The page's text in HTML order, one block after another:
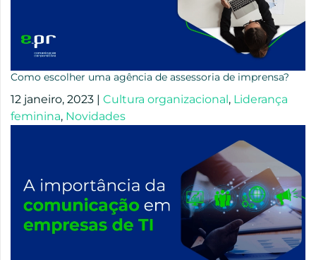
Como escolher uma agência de assessoria de imprensa?
12 janeiro, 2023 | Cultura organizacional, Liderança
feminina, Novidades